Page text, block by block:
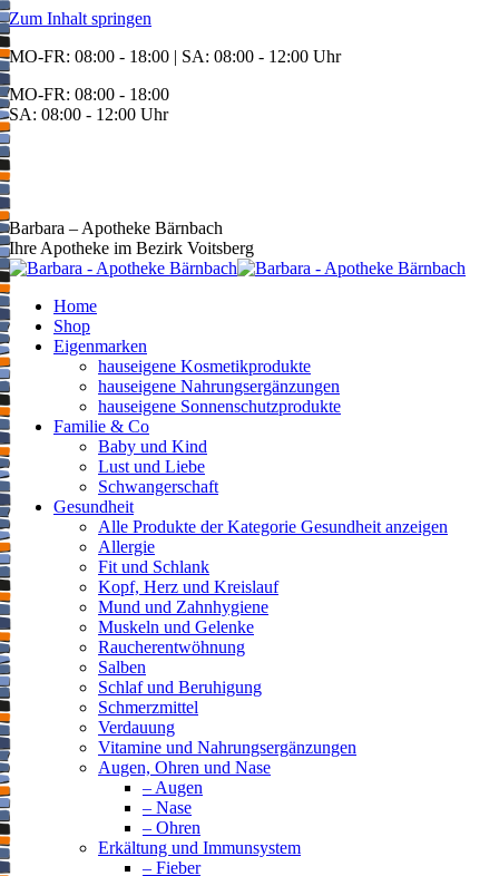
Zum Inhalt springen
MO-FR: 08:00 - 18:00 | SA: 08:00 - 12:00 Uhr
MO-FR: 08:00 - 18:00
SA: 08:00 - 12:00 Uhr
BEREITSCHAFT
+43 3142 62553
Barbara – Apotheke Bärnbach
Ihre Apotheke im Bezirk Voitsberg
Home
Shop
Eigenmarken
hauseigene Kosmetikprodukte
hauseigene Nahrungsergänzungen
hauseigene Sonnenschutzprodukte
Familie & Co
Baby und Kind
Lust und Liebe
Schwangerschaft
Gesundheit
Alle Produkte der Kategorie Gesundheit anzeigen
Allergie
Fit und Schlank
Kopf, Herz und Kreislauf
Mund und Zahnhygiene
Muskeln und Gelenke
Raucherentwöhnung
Salben
Schlaf und Beruhigung
Schmerzmittel
Verdauung
Vitamine und Nahrungsergänzungen
Augen, Ohren und Nase
– Augen
– Nase
– Ohren
Erkältung und Immunsystem
– Fieber